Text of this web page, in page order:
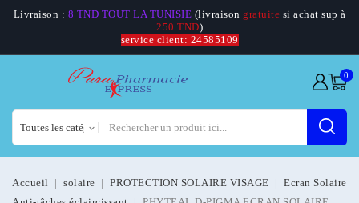
Livraison : 8 TND TOUT LA TUNISIE (livraison gratuite si achat sup à
250 TND)
service client: 24585109
0
Accueil solaire PROTECTION SOLAIRE VISAGE
Ecran Solaire